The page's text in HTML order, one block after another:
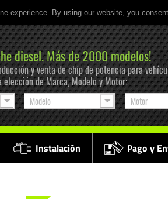
experience. By using our website, you
diesel. Más de 2000 modelos!
y venta de chip de potencia para
de Marca, Modelo y Motor:
Modelo Motor
Instalación Pago y